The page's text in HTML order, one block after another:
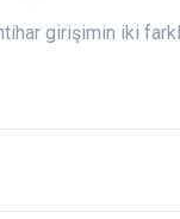
girişimin iki